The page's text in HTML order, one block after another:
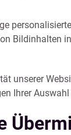
Bildinhalten
unserer
Ihrer